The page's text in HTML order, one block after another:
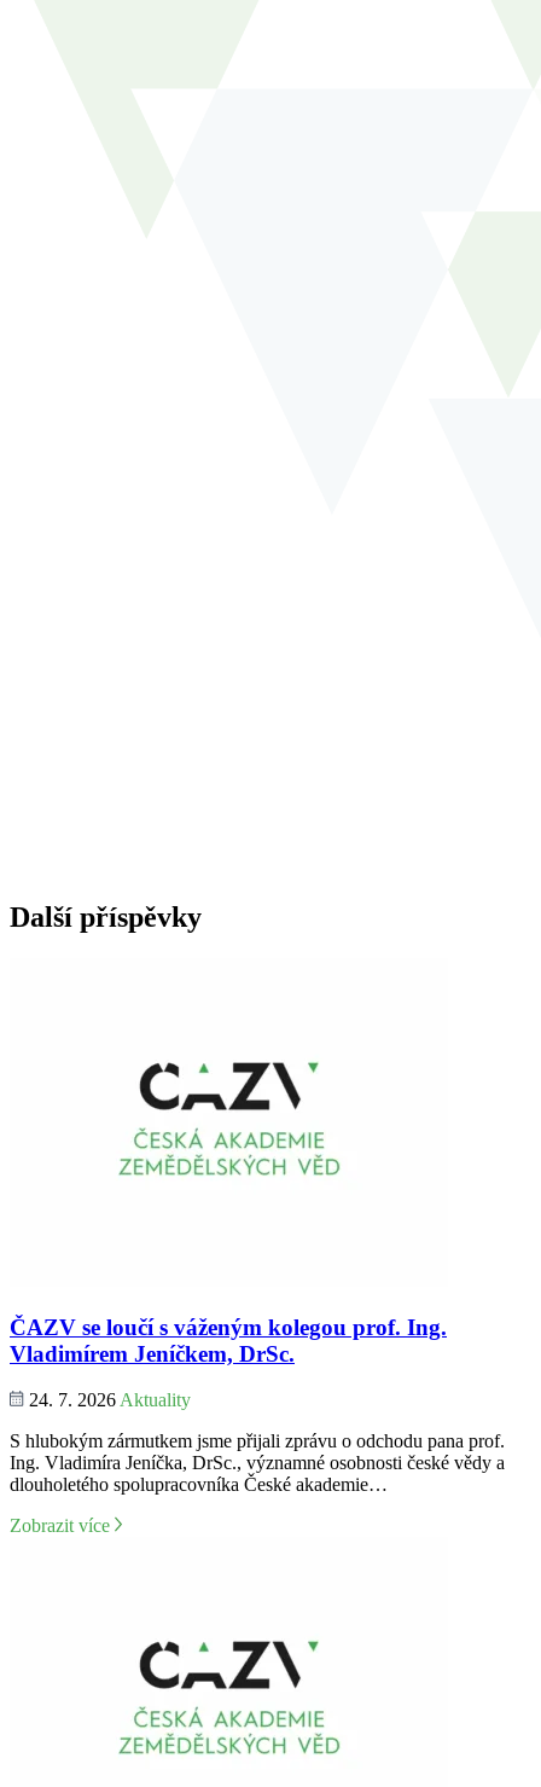
Další příspěvky
ČAZV se loučí s váženým kolegou prof. Ing.
Vladimírem Jeníčkem, DrSc.
24. 7. 2026 Aktuality
S hlubokým zármutkem jsme přijali zprávu o odchodu pana prof.
Ing. Vladimíra Jeníčka, DrSc., významné osobnosti české vědy a
dlouholetého spolupracovníka České akademie…
Zobrazit více